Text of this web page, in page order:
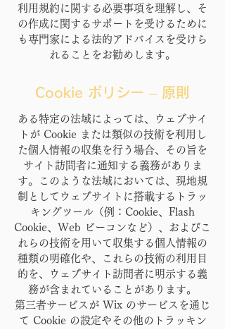
利用規約に関する必要事項を理解し、そ
の作成に関するサポートを受けるために
も専門家による法的アドバイスを受けら
れることをお勧めします。
Cookie ポリシー – 原則
ある特定の法域によっては、ウェブサイ
トが Cookie または類似の技術を利用し
た個人情報の収集を行う場合、その旨を
サイト訪問者に通知する義務がありま
す。このような法域においては、現地規
制としてウェブサイトに搭載するトラッ
キングツール（例：Cookie、Flash
Cookie、Web ビーコンなど）、およびこ
れらの技術を用いて収集する個人情報の
種類の明確化や、これらの技術の利用目
的を、ウェブサイト訪問者に明示する義
務が含まれていることがあります。
第三者サービスが Wix のサービスを通じ
て Cookie の設定やその他のトラッキン